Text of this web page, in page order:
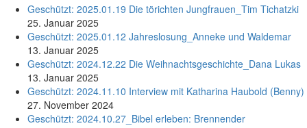
Geschützt: 2025.01.19 Die törichten Jungfrauen_Tim Tichatzki
25. Januar 2025
Geschützt: 2025.01.12 Jahreslosung_Anneke und Waldemar
13. Januar 2025
Geschützt: 2024.12.22 Die Weihnachtsgeschichte_Dana Lukas
13. Januar 2025
Geschützt: 2024.11.10 Interview mit Katharina Haubold (Benny)
27. November 2024
Geschützt: 2024.10.27_Bibel erleben: Brennender